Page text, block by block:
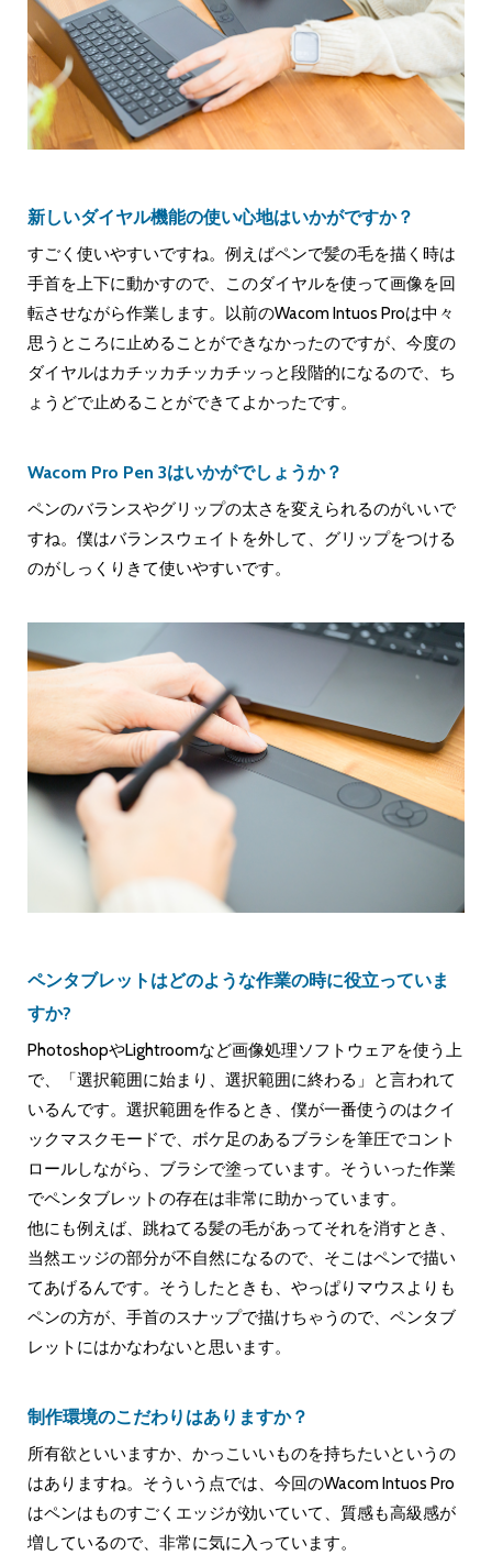
新しいダイヤル機能の使い心地はいかがですか？
すごく使いやすいですね。例えばペンで髪の毛を描く時は
手首を上下に動かすので、このダイヤルを使って画像を回
転させながら作業します。以前のWacom Intuos Proは中々
思うところに止めることができなかったのですが、今度の
ダイヤルはカチッカチッカチッっと段階的になるので、ち
ょうどで止めることができてよかったです。
Wacom Pro Pen 3はいかがでしょうか？
ペンのバランスやグリップの太さを変えられるのがいいで
すね。僕はバランスウェイトを外して、グリップをつける
のがしっくりきて使いやすいです。
ペンタブレットはどのような作業の時に役立っていま
すか?
PhotoshopやLightroomなど画像処理ソフトウェアを使う上
で、「選択範囲に始まり、選択範囲に終わる」と言われて
いるんです。選択範囲を作るとき、僕が一番使うのはクイ
ックマスクモードで、ボケ足のあるブラシを筆圧でコント
ロールしながら、ブラシで塗っています。そういった作業
でペンタブレットの存在は非常に助かっています。
他にも例えば、跳ねてる髪の毛があってそれを消すとき、
当然エッジの部分が不自然になるので、そこはペンで描い
てあげるんです。そうしたときも、やっぱりマウスよりも
ペンの方が、手首のスナップで描けちゃうので、ペンタブ
レットにはかなわないと思います。
制作環境のこだわりはありますか？
所有欲といいますか、かっこいいものを持ちたいというの
はありますね。そういう点では、今回のWacom Intuos Pro
はペンはものすごくエッジが効いていて、質感も高級感が
増しているので、非常に気に入っています。